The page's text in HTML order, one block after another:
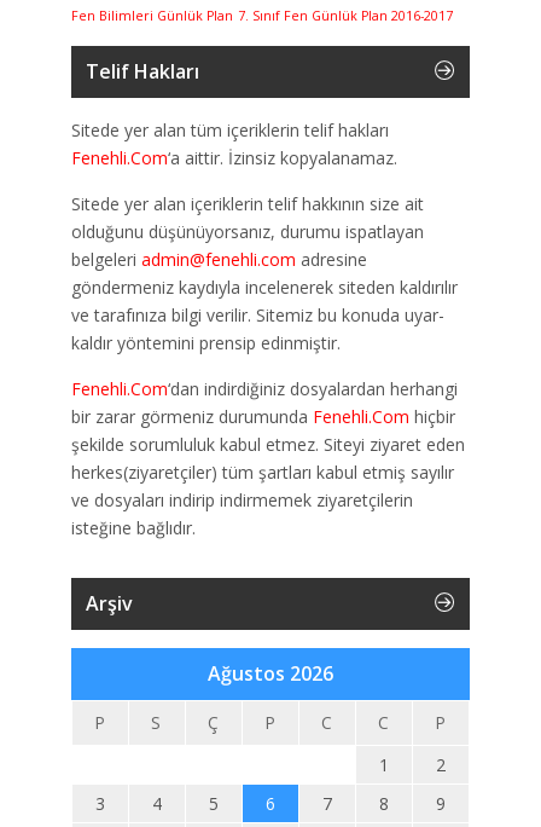
Fen Bilimleri Günlük Plan 7. Sınıf Fen Günlük Plan 2016-2017
Telif Hakları
Sitede yer alan tüm içeriklerin telif hakları
Fenehli.Com‘a aittir. İzinsiz kopyalanamaz.
Sitede yer alan içeriklerin telif hakkının size ait
olduğunu düşünüyorsanız, durumu ispatlayan
belgeleri admin@fenehli.com adresine
göndermeniz kaydıyla incelenerek siteden kaldırılır
ve tarafınıza bilgi verilir. Sitemiz bu konuda uyar-
kaldır yöntemini prensip edinmiştir.
Fenehli.Com‘dan indirdiğiniz dosyalardan herhangi
bir zarar görmeniz durumunda Fenehli.Com hiçbir
şekilde sorumluluk kabul etmez. Siteyi ziyaret eden
herkes(ziyaretçiler) tüm şartları kabul etmiş sayılır
ve dosyaları indirip indirmemek ziyaretçilerin
isteğine bağlıdır.
Arşiv
Ağustos 2026
P S Ç P C C
P
1
2
3
4 5 6 7 8
9